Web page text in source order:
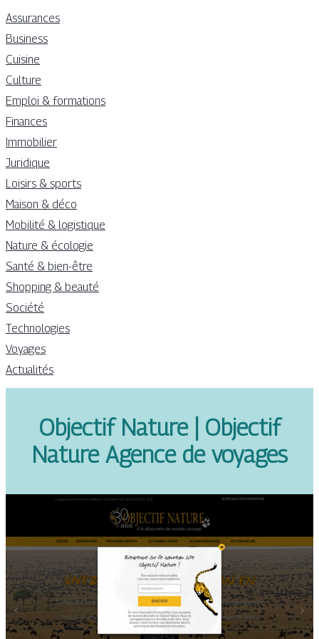
Assurances
Business
Cuisine
Culture
Emploi & formations
Finances
Immobilier
Juridique
Loisirs & sports
Maison & déco
Mobilité & logistique
Nature & écologie
Santé & bien-être
Shopping & beauté
Société
Technologies
Voyages
Actualités
Objectif Nature | Objectif
Nature Agence de voyages